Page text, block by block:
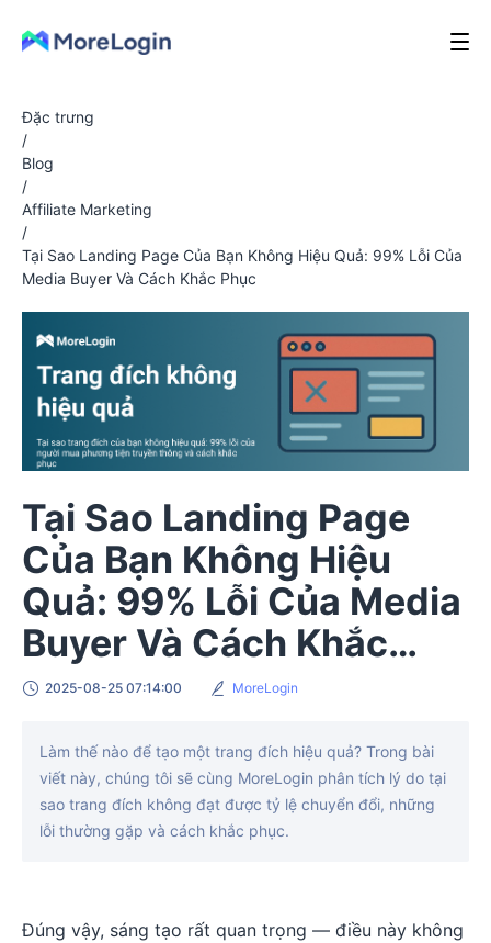
Đặc trưng
/
Blog
/
Affiliate Marketing
/
Tại Sao Landing Page Của Bạn Không Hiệu Quả: 99% Lỗi Của
Media Buyer Và Cách Khắc Phục
Tại Sao Landing Page
Của Bạn Không Hiệu
Quả: 99% Lỗi Của Media
Buyer Và Cách Khắc
Phục
2025-08-25 07:14:00 MoreLogin
Làm thế nào để tạo một trang đích hiệu quả? Trong bài
viết này, chúng tôi sẽ cùng MoreLogin phân tích lý do tại
sao trang đích không đạt được tỷ lệ chuyển đổi, những
lỗi thường gặp và cách khắc phục.
Đúng vậy, sáng tạo rất quan trọng — điều này không